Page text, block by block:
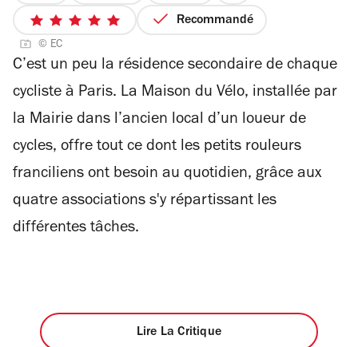
1
4
5
5
étoiles
Recommandé
© EC
C’est un peu la résidence secondaire de chaque
cycliste à Paris. La Maison du Vélo, installée par
la Mairie dans l’ancien local d’un loueur de
cycles, offre tout ce dont les petits rouleurs
franciliens ont besoin au quotidien, grâce aux
quatre associations s'y répartissant les
différentes tâches.
Lire La Critique